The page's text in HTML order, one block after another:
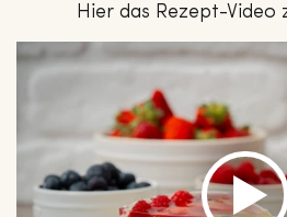
Hier das Rezept-